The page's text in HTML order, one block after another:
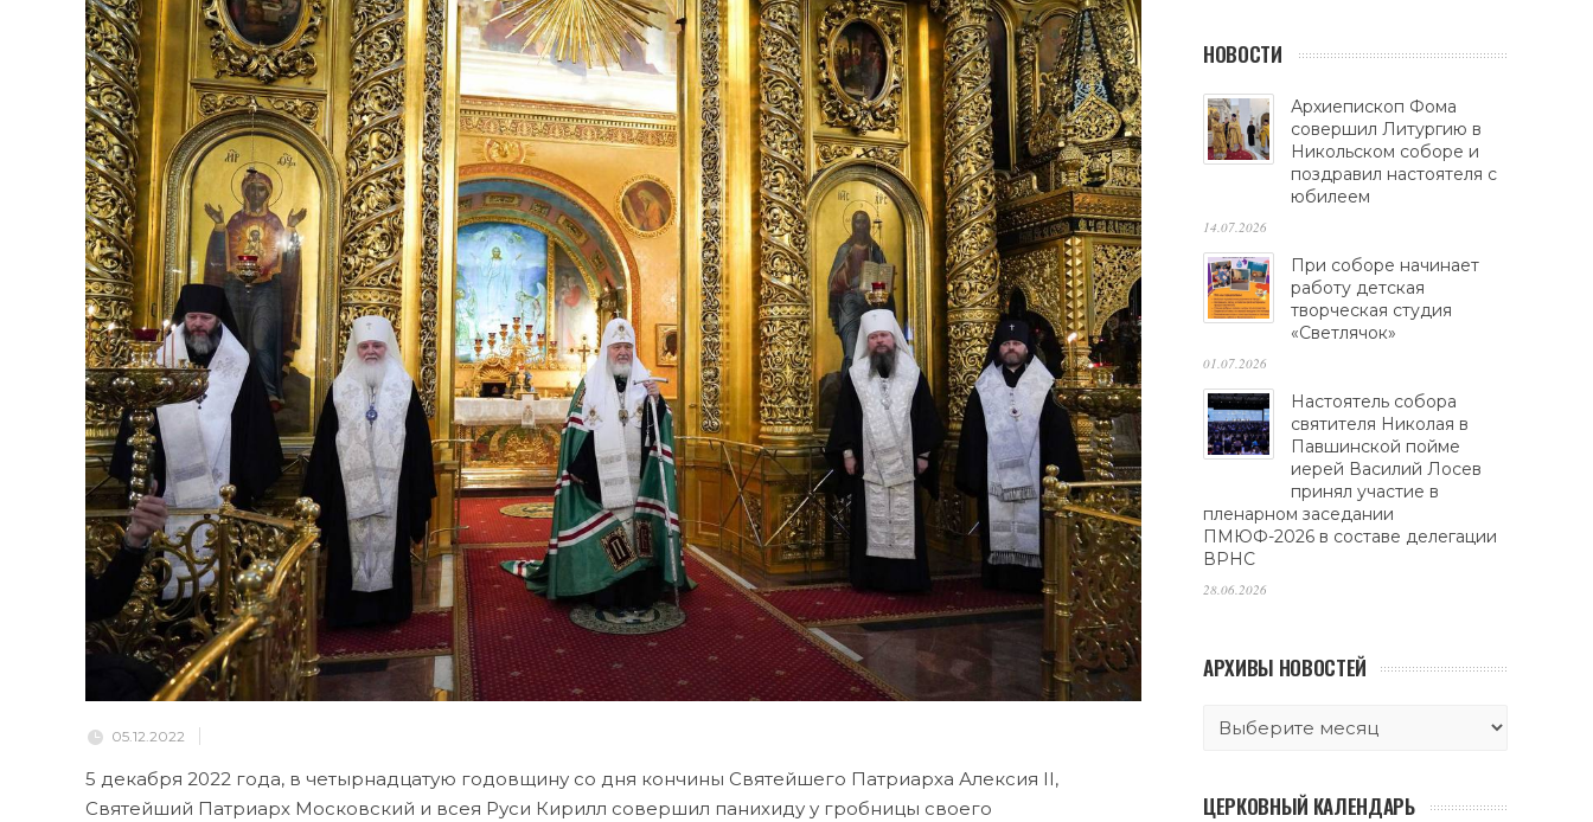
05.12.2022
5 декабря 2022 года, в четырнадцатую годовщину со дня кончины Святейшего Патриарха Алексия II,
Святейший Патриарх Московский и всея Руси Кирилл совершил панихиду у гробницы своего
НОВОСТИ
Архиепископ Фома
совершил Литургию в
Никольском соборе и
поздравил настоятеля с
юбилеем
14.07.2026
При соборе начинает
работу детская
творческая студия
«Светлячок»
01.07.2026
Настоятель собора
святителя Николая в
Павшинской пойме
иерей Василий Лосев
принял участие в
пленарном заседании
ПМЮФ-2026 в составе делегации
ВРНС
28.06.2026
АРХИВЫ НОВОСТЕЙ
ЦЕРКОВНЫЙ КАЛЕНДАРЬ